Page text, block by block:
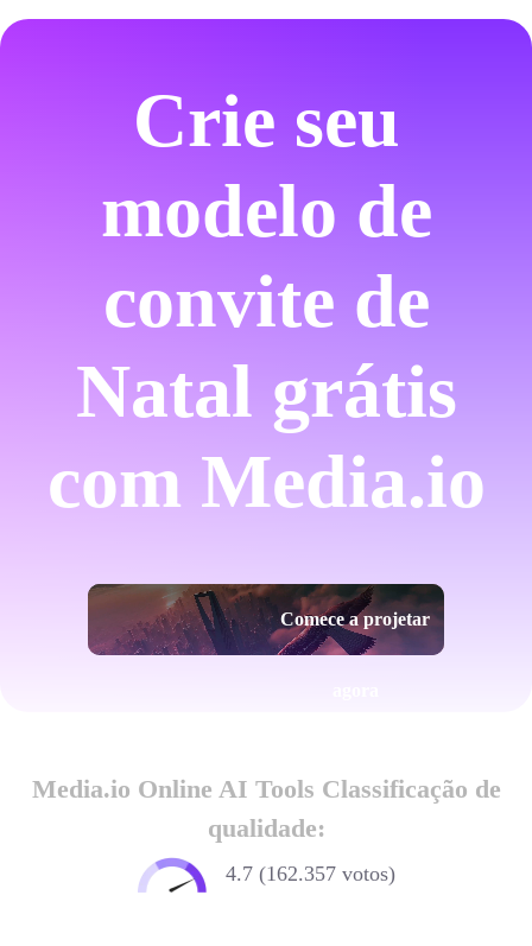
Crie seu
modelo de
convite de
Natal grátis
com Media.io
Comece a projetar
Media.io Online AI Tools Classificação de
qualidade:
4.7 (162.357 votos)